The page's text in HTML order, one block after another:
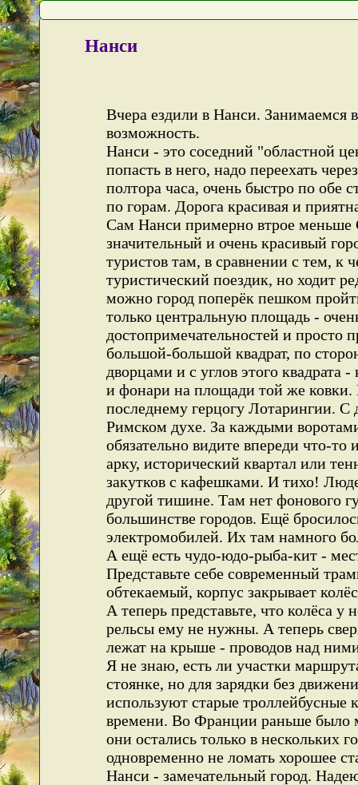
Нанси
Вчера ездили в Нанси. Занимаемся
возможность.
Нанси - это соседний "областной
попасть в него, надо переехать
полтора часа, очень быстро по обе
по горам. Дорога красивая и
Сам Нанси примерно втрое меньше
значительный и очень красивый
туристов там, в сравнении с тем, к
туристический поездик, но ходит
можно город поперёк пешком
только центральную площадь -
достопримечательностей и просто
большой-большой квадрат, по
дворцами и с углов этого квадрата
и фонари на площади той же ковки.
последнему герцогу Лотарингии.
Римском духе. За каждыми
обязательно видите впереди что-
арку, исторический квартал или
закутков с кафешками. И тихо!
другой тишине. Там нет фонового
большинстве городов. Ещё
электромобилей. Их там намного
А ещё есть чудо-юдо-рыба-кит -
Представьте себе современный
обтекаемый, корпус закрывает
А теперь представьте, что колёса
рельсы ему не нужны. А теперь
лежат на крыше - проводов над
Я не знаю, есть ли участки
стоянке, но для зарядки без
используют старые троллейбусные
времени. Во Франции раньше было
они остались только в нескольких
одновременно не ломать хорошее
Нанси - замечательный город.